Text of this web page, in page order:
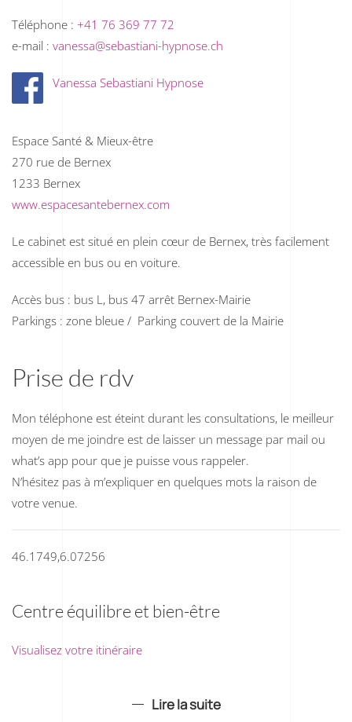
Téléphone : +41 76 369 77 72
e-mail : vanessa@sebastiani-hypnose.ch
Vanessa Sebastiani Hypnose
Espace Santé & Mieux-être
270 rue de Bernex
1233 Bernex
www.espacesantebernex.com
Le cabinet est situé en plein cœur de Bernex, très facilement
accessible en bus ou en voiture.
Accès bus : bus L, bus 47 arrêt Bernex-Mairie
Parkings : zone bleue / Parking couvert de la Mairie
Prise de rdv
Mon téléphone est éteint durant les consultations, le meilleur
moyen de me joindre est de laisser un message par mail ou
what’s app pour que je puisse vous rappeler.
N’hésitez pas à m’expliquer en quelques mots la raison de
votre venue.
46.1749,6.07256
Centre équilibre et bien-être
Visualisez votre itinéraire
Lire la suite